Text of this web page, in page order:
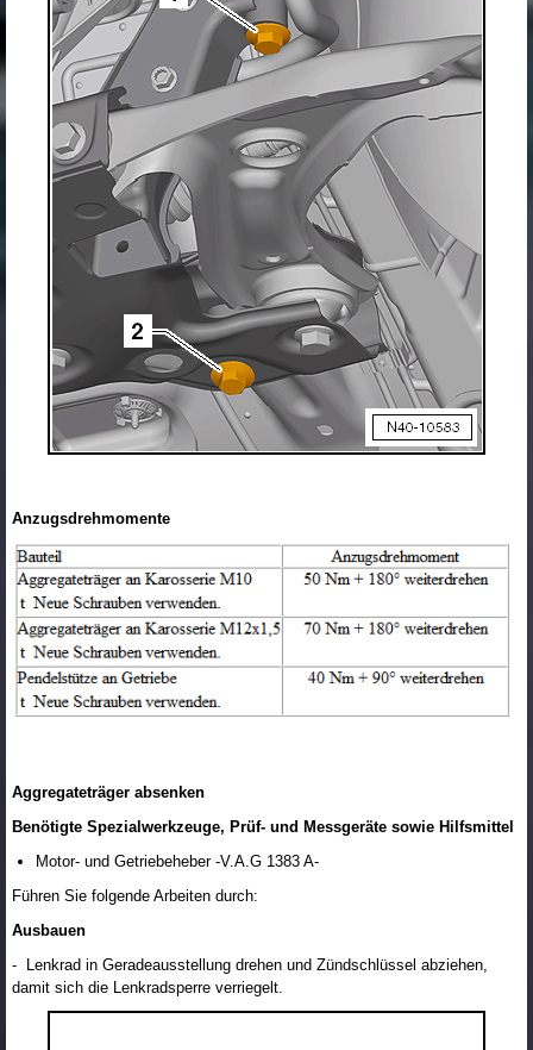
Anzugsdrehmomente
Aggregateträger absenken
Benötigte Spezialwerkzeuge, Prüf- und Messgeräte sowie Hilfsmittel
Motor- und Getriebeheber -V.A.G 1383 A-
Führen Sie folgende Arbeiten durch:
Ausbauen
- Lenkrad in Geradeausstellung drehen und Zündschlüssel abziehen,
damit sich die Lenkradsperre verriegelt.